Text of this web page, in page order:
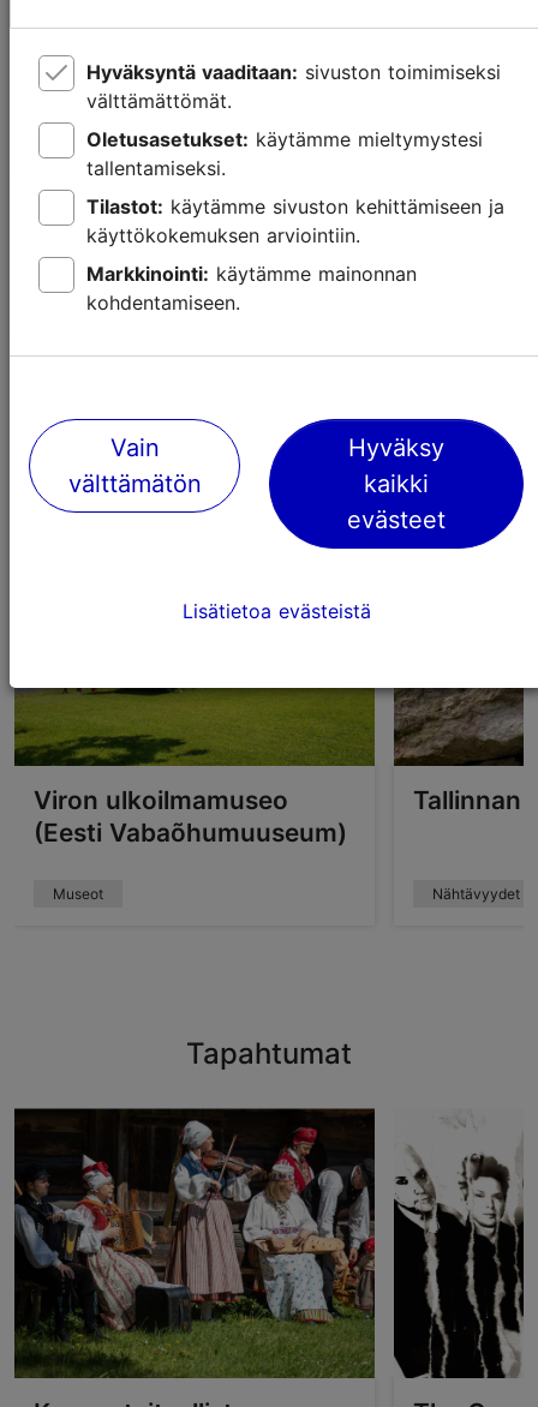
Lasten kanssa Tallinnassa – museot ja
elämyskeskukset
Lasten kanssa
Tekemistä Rocca al Maressa
Viron ulkoilmamuseo
(Eesti Vabaõhumuuseum)
Museot
Tallinnan
Nähtävyydet
Tapahtumat
Hyväksyntä vaaditaan:
välttämättömät.
Oletusasetukset:
tallentamiseksi.
Tilastot:
käyttökokemuksen arviointiin.
Markkinointi:
kohdentamiseen.
Vain
välttämätön
Hyväksy
kaikki
evästeet
Lisätietoa evästeistä